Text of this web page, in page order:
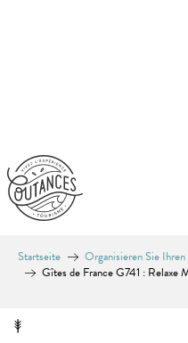
Startseite Organisieren Sie
Gîtes de France G741 : Relaxe